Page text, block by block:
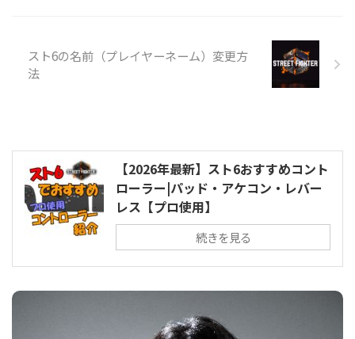
スト6の名前（プレイヤーネーム）変更方
法
【2026年最新】スト6おすすめコント
ローラー|パッド・アケコン・レバー
レス【プロ使用】
続きを見る